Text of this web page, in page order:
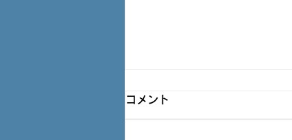
塗替工事で車の塗装が(>_<)
コメント